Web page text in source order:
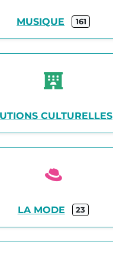
MUSIQUE 161
CULTURELLES
LA MODE 23